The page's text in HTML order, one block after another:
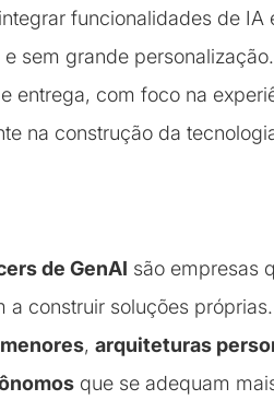
funcionalidades de
sem grande
entrega, com foco na
na construção da
de GenAI são empresas
a construir soluções
, arquiteturas
que se adequam